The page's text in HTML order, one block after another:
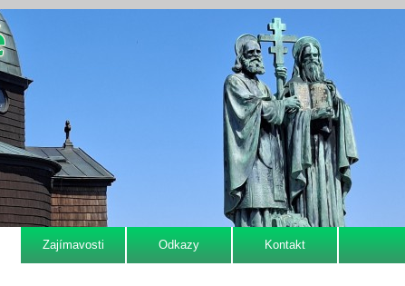
Zajímavosti Odkazy Kontakt